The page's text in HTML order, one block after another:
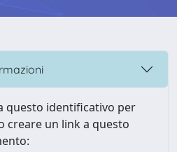
questo identificativo per
creare un link a questo